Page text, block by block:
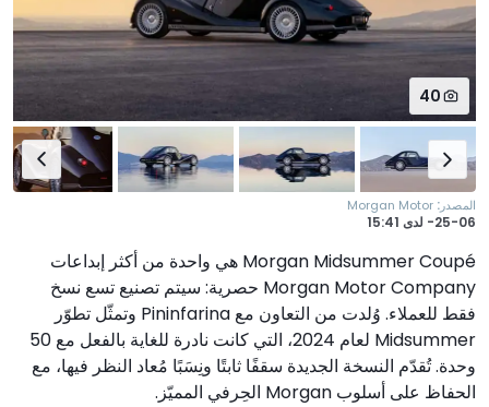
40
المصدر:
Morgan Motor
25-06- لدى
Morgan Midsummer Coupé هي واحدة من أكثر إبداعات
Morgan Motor Company حصرية: سيتم تصنيع تسع نسخ
فقط للعملاء. وُلدت من التعاون مع Pininfarina وتمثّل تطوّر
Midsummer لعام 2024، التي كانت نادرة للغاية بالفعل مع 50
وحدة. تُقدّم النسخة الجديدة سقفًا ثابتًا ونِسَبًا مُعاد النظر فيها، مع
الحفاظ على أسلوب Morgan الحِرفي المميّز.